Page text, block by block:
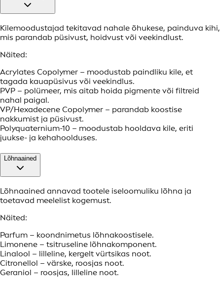
Kilemoodustajad tekitavad nahale õhukese, painduva kihi,
mis parandab püsivust, hoidvust või veekindlust.
Näited:
Acrylates Copolymer – moodustab paindliku kile, et
tagada kauapüsivus või veekindlus.
PVP – polümeer, mis aitab hoida pigmente või filtreid
nahal paigal.
VP/Hexadecene Copolymer – parandab koostise
nakkumist ja püsivust.
Polyquaternium-10 – moodustab hooldava kile, eriti
juukse- ja kehahoolduses.
Lõhnaained
Lõhnaained annavad tootele iseloomuliku lõhna ja
toetavad meelelist kogemust.
Näited:
Parfum – koondnimetus lõhnakoostisele.
Limonene – tsitruseline lõhnakomponent.
Linalool – lilleline, kergelt vürtsikas noot.
Citronellol – värske, roosjas noot.
Geraniol – roosjas, lilleline noot.